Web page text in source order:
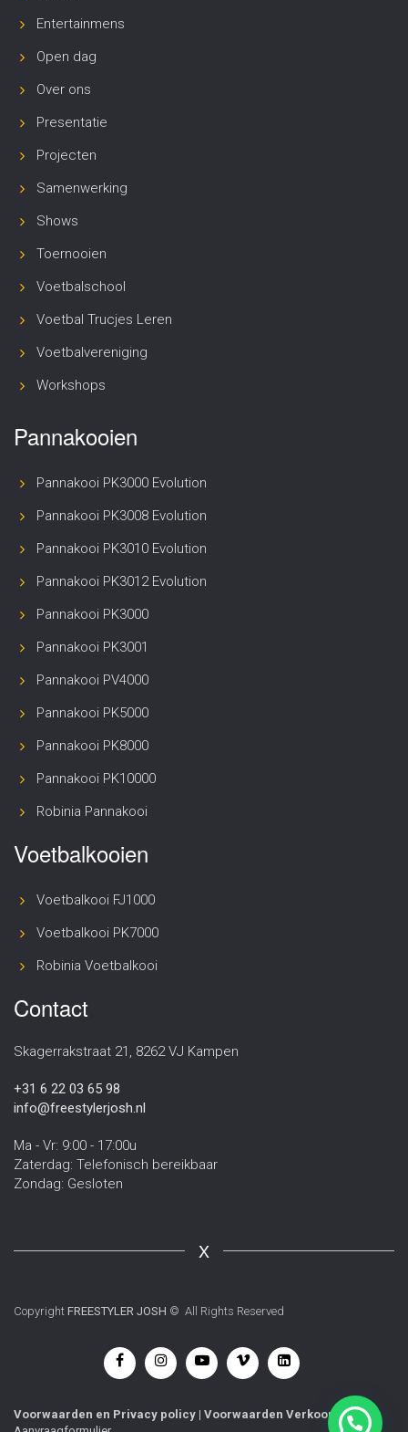
Entertainmens
Open dag
Over ons
Presentatie
Projecten
Samenwerking
Shows
Toernooien
Voetbalschool
Voetbal Trucjes Leren
Voetbalvereniging
Workshops
Pannakooien
Pannakooi PK3000 Evolution
Pannakooi PK3008 Evolution
Pannakooi PK3010 Evolution
Pannakooi PK3012 Evolution
Pannakooi PK3000
Pannakooi PK3001
Pannakooi PV4000
Pannakooi PK5000
Pannakooi PK8000
Pannakooi PK10000
Robinia Pannakooi
Voetbalkooien
Voetbalkooi FJ1000
Voetbalkooi PK7000
Robinia Voetbalkooi
Contact
Skagerrakstraat 21, 8262 VJ Kampen
+31 6 22 03 65 98
info@freestylerjosh.nl
Ma - Vr: 9:00 - 17:00u
Zaterdag: Telefonisch bereikbaar
Zondag: Gesloten
X
Copyright FREESTYLER JOSH © All Rights Reserved
Voorwaarden en Privacy policy | Voorwaarden Verkoop |